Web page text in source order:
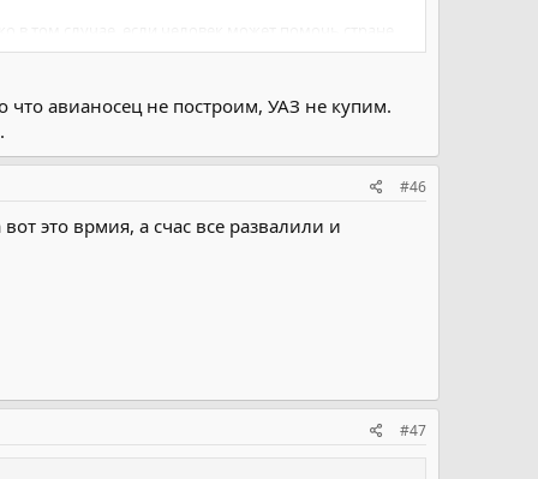
в том случае, если человек может помочь стране
которые пошлибы на содержание армии или
что авианосец не построим, УАЗ не купим.
#46
это врмия, а счас все развалили и
#47